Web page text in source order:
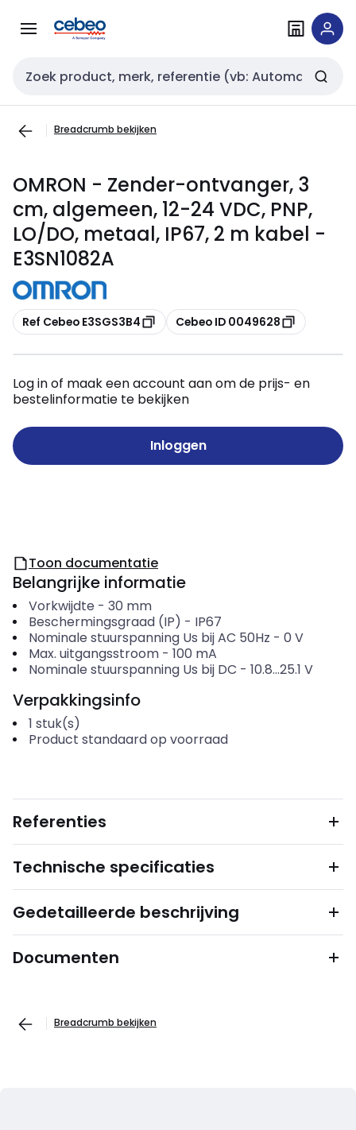
naar
naar
Zoekveld invoer
Breadcrumb bekijken
OMRON - Zender-ontvanger, 3
cm, algemeen, 12-24 VDC, PNP,
LO/DO, metaal, IP67, 2 m kabel -
E3SN1082A
Kopiëren
Ref Cebeo E3SGS3B4 Kopiëren
Cebeo ID 0049628
Log in of maak een account aan om de prijs- en
bestelinformatie te bekijken
Inloggen
Toon documentatie
Belangrijke informatie
Vorkwijdte - 30 mm
Beschermingsgraad (IP) - IP67
Nominale stuurspanning Us bij AC 50Hz - 0 V
Max. uitgangsstroom- 100 mA
Nominale stuurspanning Us bij DC - 10.8...25.1 V
Verpakkingsinfo
1 stuk(s)
Product standaard op voorraad
Referenties
Technische specificaties
Gedetailleerde beschrijving
Documenten
Breadcrumb bekijken